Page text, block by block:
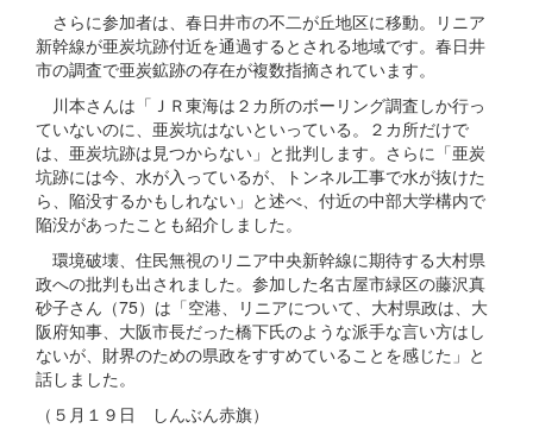
さらに参加者は、春日井市の不二が丘地区に移動。リニア
新幹線が亜炭坑跡付近を通過するとされる地域です。春日井
市の調査で亜炭鉱跡の存在が複数指摘されています。
川本さんは「ＪＲ東海は２カ所のボーリング調査しか行っ
ていないのに、亜炭坑はないといっている。２カ所だけで
は、亜炭坑跡は見つからない」と批判します。さらに「亜炭
坑跡には今、水が入っているが、トンネル工事で水が抜けた
ら、陥没するかもしれない」と述べ、付近の中部大学構内で
陥没があったことも紹介しました。
環境破壊、住民無視のリニア中央新幹線に期待する大村県
政への批判も出されました。参加した名古屋市緑区の藤沢真
砂子さん（75）は「空港、リニアについて、大村県政は、大
阪府知事、大阪市長だった橋下氏のような派手な言い方はし
ないが、財界のための県政をすすめていることを感じた」と
話しました。
（５月１９日 しんぶん赤旗）